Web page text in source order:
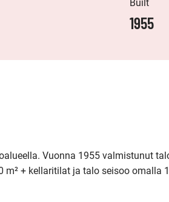
Built
1955
Vuonna 1955 valmistunut
+ kellaritilat ja talo seisoo omalla